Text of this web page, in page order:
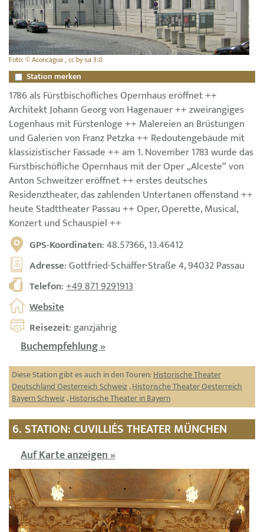
Foto: © Aconcagua , cc by-sa 3.0
Station merken
1786 als Fürstbischöfliches Opernhaus eröffnet ++
Architekt Johann Georg von Hagenauer ++ zweirangiges
Logenhaus mit Fürstenloge ++ Malereien an Brüstungen
und Galerien von Franz Petzka ++ Redoutengebäude mit
klassizistischer Fassade ++ am 1. November 1783 wurde das
Fürstbischöfliche Opernhaus mit der Oper „Alceste“ von
Anton Schweitzer eröffnet ++ erstes deutsches
Residenztheater, das zahlenden Untertanen offenstand ++
heute Stadttheater Passau ++ Oper, Operette, Musical,
Konzert und Schauspiel ++
GPS-Koordinaten: 48.57366, 13.46412
Adresse: Gottfried-Schäffer-Straße 4, 94032 Passau
Telefon:+49 871 9291913
Website
Reisezeit: ganzjährig
Buchempfehlung »
Diese Station gibt es auch in den Touren:Historische Theater
Deutschland Oesterreich Schweiz,Historische Theater Oesterreich
Bayern Schweiz,Historische Theater in Bayern
6. STATION: CUVILLIÉS THEATER MÜNCHEN
Auf Karte anzeigen »